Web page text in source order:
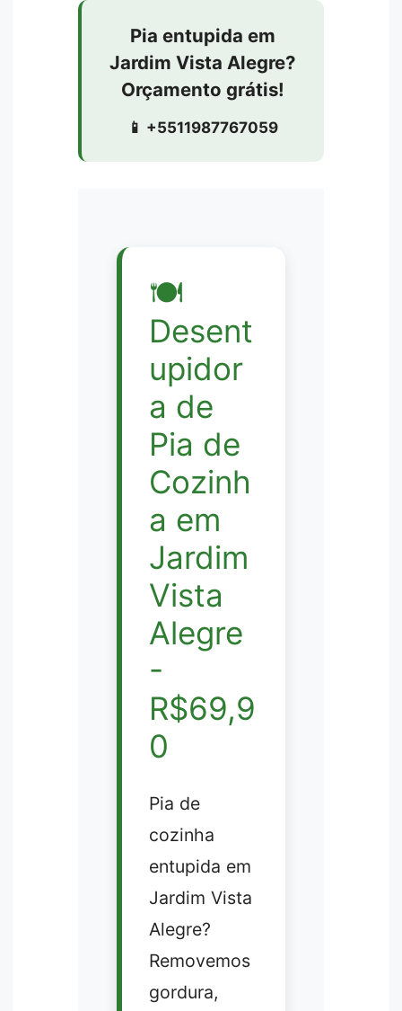
Pia entupida em
Jardim Vista Alegre?
Orçamento grátis!
📱 +5511987767059
🍽️
Desent
upidor
a de
Pia de
Cozinh
a em
Jardim
Vista
Alegre
-
R$69,9
0
Pia de
cozinha
entupida em
Jardim Vista
Alegre?
Removemos
gordura,